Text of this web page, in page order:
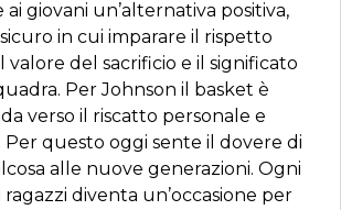
ai giovani un’alternativa positiva,
in cui imparare il rispetto
valore del sacrificio e il significato
Per Johnson il basket è
verso il riscatto personale e
Per questo oggi sente il dovere di
alle nuove generazioni. Ogni
diventa un’occasione per